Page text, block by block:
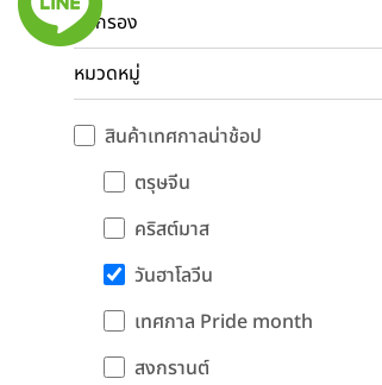
ตัวกรอง
หมวดหมู่
สินค้าเทศกาลน่าช้อป
ตรุษจีน
คริสต์มาส
วันฮาโลวีน
เทศกาล Pride month
สงกรานต์